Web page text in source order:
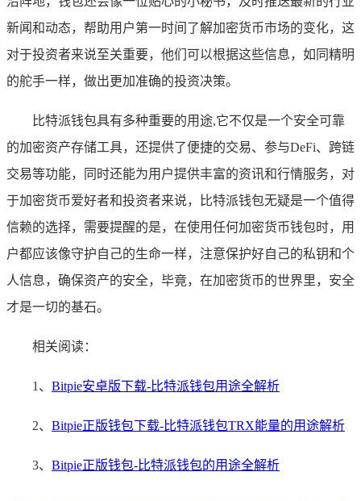
新闻和动态，帮助用户第一时间了解加密货币市场的变化，这
对于投资者来说至关重要，他们可以根据这些信息，如同精明
的舵手一样，做出更加准确的投资决策。
比特派钱包具有多种重要的用途,它不仅是一个安全可靠
的加密资产存储工具，还提供了便捷的交易、参与DeFi、跨链
交易等功能，同时还能为用户提供丰富的资讯和行情服务，对
于加密货币爱好者和投资者来说，比特派钱包无疑是一个值得
信赖的选择，需要提醒的是，在使用任何加密货币钱包时，用
户都应该像守护自己的生命一样，注意保护好自己的私钥和个
人信息，确保资产的安全，毕竟，在加密货币的世界里，安全
才是一切的基石。
相关阅读：
1、 Bitpie安卓版下载-比特派钱包用途全解析
2、 Bitpie正版钱包下载-比特派钱包TRX能量的用途解析
3、 Bitpie正版钱包-比特派钱包的用途全解析